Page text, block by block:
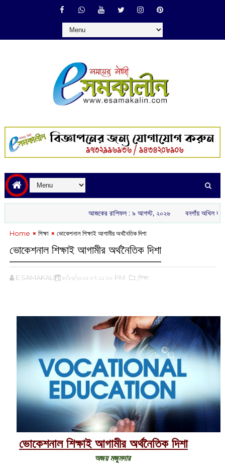
আজকের রাশিফল :‌ ‌‌৯ আগস্ট, ২০২৬ বনগাঁয় অখিল ভারতীয় রাষ্ট্রীয়
Home শিক্ষা ভোকেশনাল শিক্ষাই আগামীর অর্থনৈতিক দিশা
ভোকেশনাল শিক্ষাই আগামীর অর্থনৈতিক দিশা
E SAMAKALIN ৮/১২/২০২২ ০৭:১১:০০ PM ,শিক্ষা
ভোকেশনাল শিক্ষাই আগামীর অর্থনৈতিক দিশা
অজয় মজুমদার